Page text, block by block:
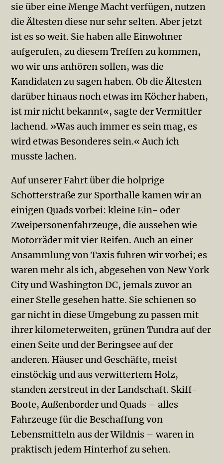
sie über eine Menge Macht verfügen, nutzen
die Ältesten diese nur sehr selten. Aber jetzt
ist es so weit. Sie haben alle Einwohner
aufgerufen, zu diesem Treffen zu kommen,
wo wir uns anhören sollen, was die
Kandidaten zu sagen haben. Ob die Ältesten
darüber hinaus noch etwas im Köcher haben,
ist mir nicht bekannt«, sagte der Vermittler
lachend. »Was auch immer es sein mag, es
wird etwas Besonderes sein.« Auch ich
musste lachen.
Auf unserer Fahrt über die holprige
Schotterstraße zur Sporthalle kamen wir an
einigen Quads vorbei: kleine Ein- oder
Zweipersonenfahrzeuge, die aussehen wie
Motorräder mit vier Reifen. Auch an einer
Ansammlung von Taxis fuhren wir vorbei; es
waren mehr als ich, abgesehen von New York
City und Washington DC, jemals zuvor an
einer Stelle gesehen hatte. Sie schienen so
gar nicht in diese Umgebung zu passen mit
ihrer kilometerweiten, grünen Tundra auf der
einen Seite und der Beringsee auf der
anderen. Häuser und Geschäfte, meist
einstöckig und aus verwittertem Holz,
standen zerstreut in der Landschaft. Skiff-
Boote, Außenborder und Quads – alles
Fahrzeuge für die Beschaffung von
Lebensmitteln aus der Wildnis – waren in
praktisch jedem Hinterhof zu sehen.